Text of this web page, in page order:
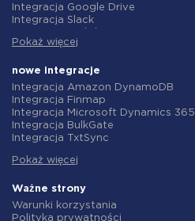
Integracja Google Drive
Integracja Slack
Integracja Gmail
Integracja ClickUp
Integracja Airtable
Integracja Google Contacts
Integracja OpenAI (ChatGPT)
Integracja Instagram
Integracja ActiveCampaign
Integracja Salesforce CRM
Integracja Notion
Integracja AWeber
Pokaż więcej
nowe integracje
Integracja Amazon DynamoDB
Integracja Finmap
Integracja Microsoft Dynamics 365
Integracja BulkGate
Integracja TxtSync
Integracja Corezoid
Integracja Instasent
Integracja AtomPark
Integracja TXTImpact
Pokaż więcej
Ważne strony
Warunki korzystania
Polityka prywatności